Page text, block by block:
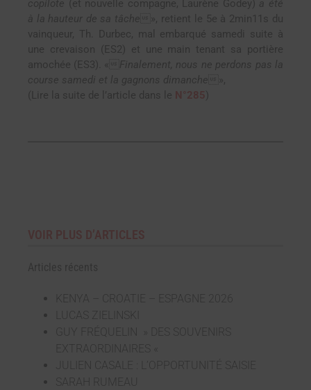
copilote (et nouvelle compagne, Laurène Godey)
a été
à la hauteur de sa tâche », retient le 5e à 2min11s du
vainqueur, Th. Durbec, mal embarqué samedi suite à
une crevaison (ES2) et une main tenant sa portière
amochée (ES3). « Finalement, nous ne perdons pas la
course samedi et la gagnons dimanche »,
(Lire la suite de l’article dans le
)
KENYA – CROATIE – ESPAGNE 2026
LUCAS ZIELINSKI
GUY FRÉQUELIN » DES SOUVENIRS
EXTRAORDINAIRES «
JULIEN CASALE : L’OPPORTUNITÉ SAISIE
SARAH RUMEAU